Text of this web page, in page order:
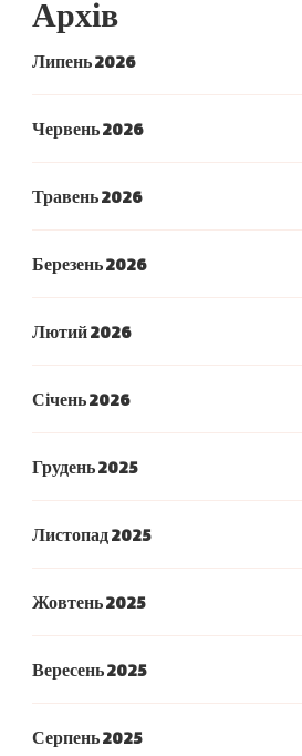
Архів
Липень 2026
Червень 2026
Травень 2026
Березень 2026
Лютий 2026
Січень 2026
Грудень 2025
Листопад 2025
Жовтень 2025
Вересень 2025
Серпень 2025